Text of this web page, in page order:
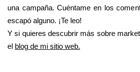
una campaña. Cuéntame en los
escapó alguno. ¡Te leo!
Y si quieres descubrir más sobre
el blog de mi sitio web.